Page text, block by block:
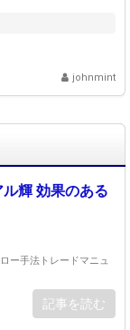
johnmint
輝 効果のある
ー手法トレードマニュ
記事を読む